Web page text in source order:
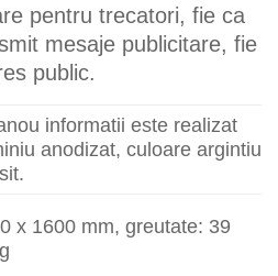
pentru trecatori, fie ca
mesaje publicitare, fie
public.
informatii este realizat
anodizat, culoare argintiu
x 1600 mm, greutate: 39